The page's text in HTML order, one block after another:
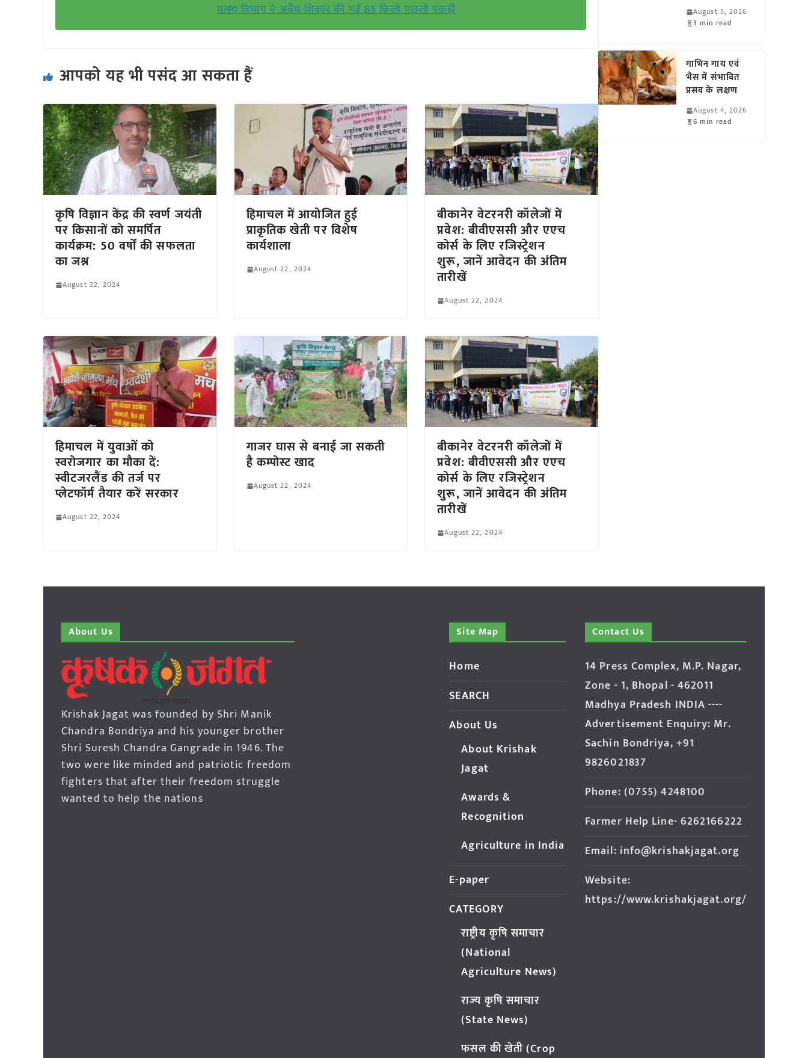
मत्स्य विभाग ने अवैध शिकार की गई 85 किलो मछली पकड़ी
आपको यह भी पसंद आ सकता हैं
कृषि विज्ञान केंद्र की स्वर्ण जयंती
पर किसानों को समर्पित
कार्यक्रम: 50 वर्षों की सफलता
का जश्न
August 22, 2024
हिमाचल में आयोजित हुई
प्राकृतिक खेती पर विशेष
कार्यशाला
August 22, 2024
बीकानेर वेटरनरी कॉलेजों में
प्रवेश: बीवीएससी और एएच
कोर्स के लिए रजिस्ट्रेशन
शुरू, जानें आवेदन की अंतिम
तारीखें
August 22, 2024
हिमाचल में युवाओं को
स्वरोजगार का मौका दें:
स्वीटजरलैंड की तर्ज पर
प्लेटफॉर्म तैयार करें सरकार
August 22, 2024
गाजर घास से बनाई जा सकती
है कम्पोस्ट खाद
August 22, 2024
बीकानेर वेटरनरी कॉलेजों में
प्रवेश: बीवीएससी और एएच
कोर्स के लिए रजिस्ट्रेशन
शुरू, जानें आवेदन की अंतिम
तारीखें
August 22, 2024
August 5, 2026
3 min read
गाभिन गाय एवं
भैंस में संभावित
प्रसव के लक्षण
August 4, 2026
6 min read
About Us
Krishak Jagat was founded by Shri Manik
Chandra Bondriya and his younger brother
Shri Suresh Chandra Gangrade in 1946. The
two were like minded and patriotic freedom
fighters that after their freedom struggle
wanted to help the nations
Site Map
Home
SEARCH
About Us
About Krishak
Jagat
Awards &
Recognition
Agriculture in India
E-paper
CATEGORY
राष्ट्रीय कृषि समाचार
(National
Agriculture News)
राज्य कृषि समाचार
(State News)
फसल की खेती (Crop
Contact Us
14 Press Complex, M.P. Nagar,
Zone - 1, Bhopal - 462011
Madhya Pradesh INDIA ----
Advertisement Enquiry: Mr.
Sachin Bondriya, +91
9826021837
Phone: (0755) 4248100
Farmer Help Line- 6262166222
Email: info@krishakjagat.org
Website:
https://www.krishakjagat.org/